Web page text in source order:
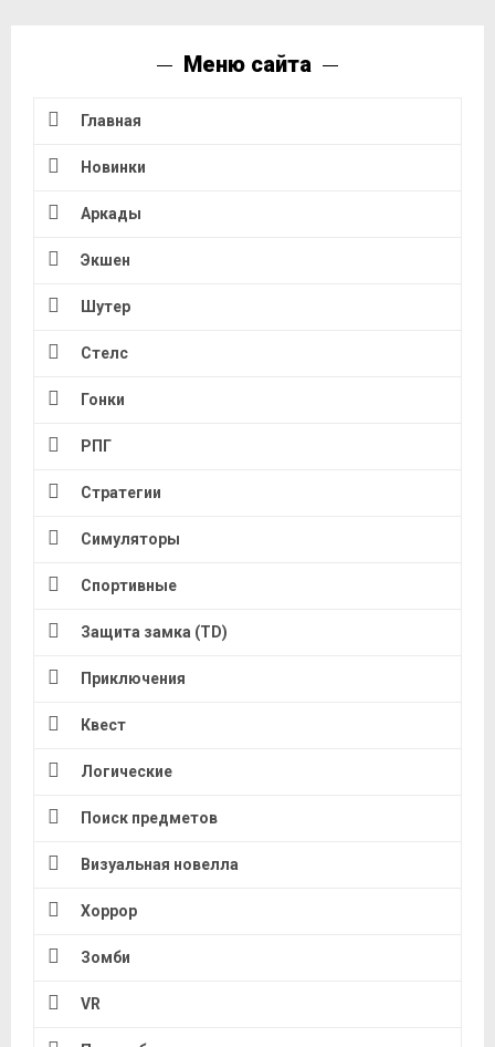
Меню сайта
Главная
Новинки
Аркады
Экшен
Шутер
Стелс
Гонки
РПГ
Стратегии
Симуляторы
Спортивные
Защита замка (TD)
Приключения
Квест
Логические
Поиск предметов
Визуальная новелла
Хоррор
Зомби
VR